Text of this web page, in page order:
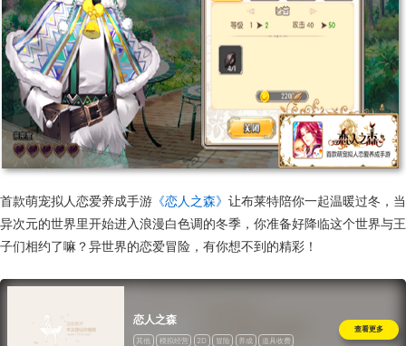
首款萌宠拟人恋爱养成手游 《恋人之森》 让布莱特陪你一起温暖过冬，当
异次元的世界里开始进入浪漫白色调的冬季，你准备好降临这个世界与王
子们相约了嘛？异世界的恋爱冒险，有你想不到的精彩！
恋人之森
其他 模拟经营 2D 冒险 养成 道具收费
查看更多